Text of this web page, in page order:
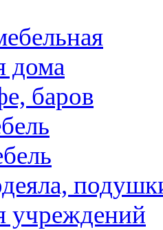
дома
баров
учреждений